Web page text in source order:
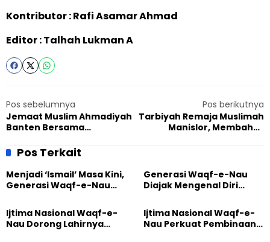
Kontributor : Rafi Asamar Ahmad
Editor : Talhah Lukman A
Pos sebelumnya
Jemaat Muslim Ahmadiyah
Banten Bersama
Tangerang Jalin
Silaturahmi dengan FKUB
Kota Tangerang Selatan
Pos berikutnya
Tarbiyah Remaja Muslimah
Manislor, Membahas
Sayang dalam Islam
Pos Terkait
Menjadi ‘Ismail’ Masa Kini,
Generasi Waqf-e-Nau
Pengabdian
Generasi Waqf-e-Nau
Diajak Mengenal Diri
Dunia
Ijtima Nasional Waqf-e-
Nau Dorong Lahirnya
Ijtima Nasional Waqf-e-
Nau Perkuat Pembinaan